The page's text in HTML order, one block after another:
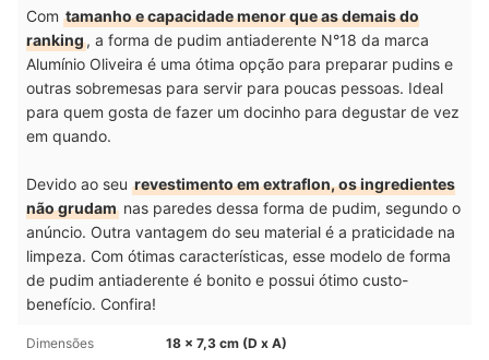
Com tamanho e capacidade menor que as demais do
ranking, a forma de pudim antiaderente N°18 da marca
Alumínio Oliveira é uma ótima opção para preparar pudins e
outras sobremesas para servir para poucas pessoas. Ideal
para quem gosta de fazer um docinho para degustar de vez
em quando.
Devido ao seu revestimento em extraflon, os ingredientes
não grudam nas paredes dessa forma de pudim, segundo o
anúncio. Outra vantagem do seu material é a praticidade na
limpeza. Com ótimas características, esse modelo de forma
de pudim antiaderente é bonito e possui ótimo custo-
benefício. Confira!
Dimensões 18 x 7,3 cm (D x A)